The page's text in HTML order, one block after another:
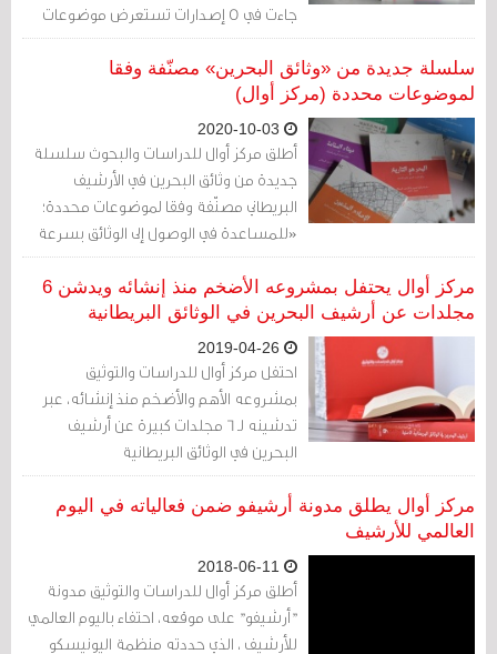
جاءت في 5 إصدارات تستعرض موضوعات
محددة لمساعدة المهتمين والمراكز البحثية
في الوصول للوثائق بشكل أسرع.
سلسلة جديدة من «وثائق البحرين» مصنّفة وفقا
لموضوعات محددة (مركز أوال)
أطلق مركز أوال للدراسات والبحوث سلسلة
جديدة من وثائق البحرين في الأرشيف
البريطاني مصنّفة وفقا لموضوعات محددة؛
«للمساعدة في الوصول إلى الوثائق بسرعة
أكبر»، بحسب المركز.
مركز أوال يحتفل بمشروعه الأضخم منذ إنشائه ويدشن 6
مجلدات عن أرشيف البحرين في الوثائق البريطانية
احتفل مركز أوال للدراسات والتوثيق
بمشروعه الأهم والأضخم منذ إنشائه، عبر
تدشينه لـ 6 مجلدات كبيرة عن أرشيف
البحرين في الوثائق البريطانية
مركز أوال يطلق مدونة أرشيفو ضمن فعالياته في اليوم
العالمي للأرشيف
أطلق مركز أوال للدراسات والتوثيق مدونة
"أرشيفو" على موقعه، احتفاء باليوم العالمي
للأرشيف ، الذي حددته منظمة اليونيسكو